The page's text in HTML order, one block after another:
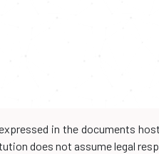
in the documents
does not assume legal